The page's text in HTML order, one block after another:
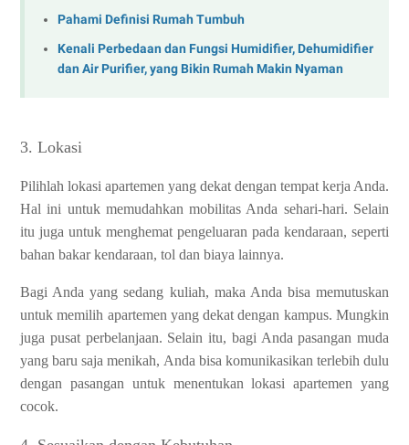
Pahami Definisi Rumah Tumbuh
Kenali Perbedaan dan Fungsi Humidifier, Dehumidifier
dan Air Purifier, yang Bikin Rumah Makin Nyaman
3. Lokasi
Pilihlah lokasi apartemen yang dekat dengan tempat kerja Anda.
Hal ini untuk memudahkan mobilitas Anda sehari-hari. Selain
itu juga untuk menghemat pengeluaran pada kendaraan, seperti
bahan bakar kendaraan, tol dan biaya lainnya.
Bagi Anda yang sedang kuliah, maka Anda bisa memutuskan
untuk memilih apartemen yang dekat dengan kampus. Mungkin
juga pusat perbelanjaan. Selain itu, bagi Anda pasangan muda
yang baru saja menikah, Anda bisa komunikasikan terlebih dulu
dengan pasangan untuk menentukan lokasi apartemen yang
cocok.